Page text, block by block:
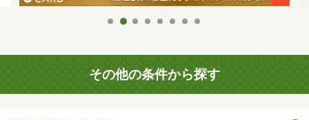
その他の条件から探す